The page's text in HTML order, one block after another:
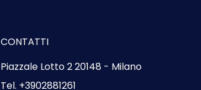
CONTATTI
Piazzale Lotto 2 20148 - Milano
Tel. +3902881261